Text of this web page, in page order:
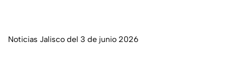
Noticias Jalisco del 3 de junio 2026